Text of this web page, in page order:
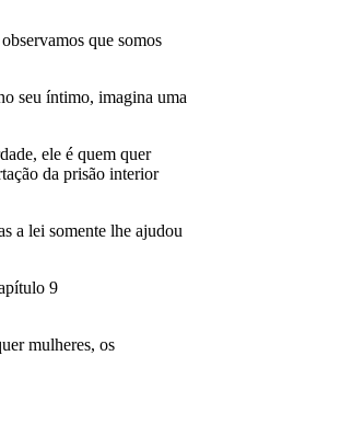
que somos
seu íntimo, imagina uma
ele é quem quer
da prisão interior
a lei somente lhe ajudou
9
mulheres, os